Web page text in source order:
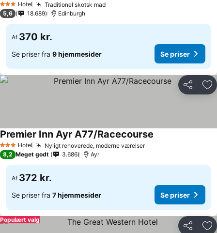
3 StjernerHotel Traditionel skotsk mad
5,6 18.689 Edinburgh
Af 370 kr.
Se priser fra 9 hjemmesider Se priser
Del
3 StjernerHotel Nyligt renoverede, moderne værelser
Premier Inn Ayr A77/Racecourse
8,2 Meget godt 3.686 Ayr
Af 372 kr.
Se priser fra 7 hjemmesider Se priser
Del
Populært valg